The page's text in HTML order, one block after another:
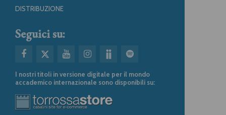
DISTRIBUZIONE
Seguici su:
I nostri titoli in versione digitale per il mondo
accademico internazionale sono disponibili su: